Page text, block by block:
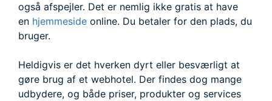
også afspejler. Det er nemlig ikke gratis at have
en hjemmeside online. Du betaler for den plads, du
bruger.
Heldigvis er det hverken dyrt eller besværligt at
gøre brug af et webhotel. Der findes dog mange
udbydere, og både priser, produkter og services